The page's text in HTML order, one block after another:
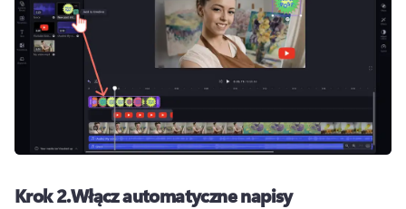
Krok 2.Włącz automatyczne napisy